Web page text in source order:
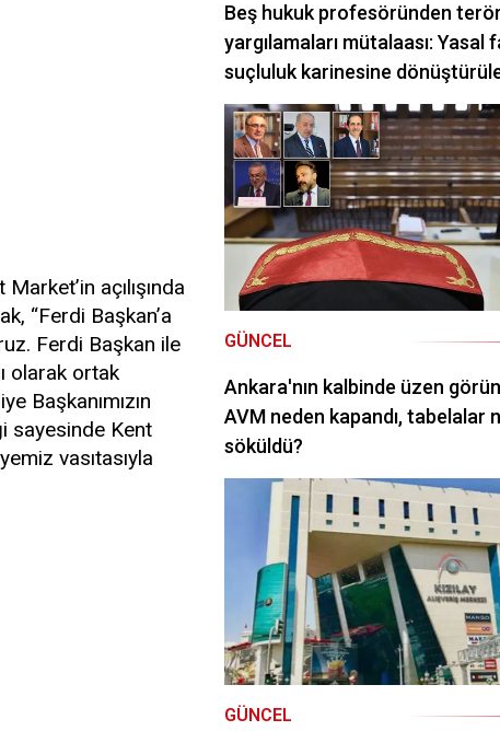
açılışında
“Ferdi Başkan’a
Ferdi Başkan ile
olarak ortak
Başkanımızın
sayesinde Kent
vasıtasıyla
Beş hukuk profesöründen terör
yargılamaları mütalaası: Yasal
suçluluk karinesine
GÜNCEL
Ankara'nın kalbinde üzen
AVM neden kapandı, tabelalar
söküldü?
GÜNCEL